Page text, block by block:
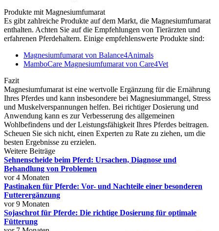
Produkte mit Magnesiumfumarat
Es gibt zahlreiche Produkte auf dem Markt, die Magnesiumfumarat
enthalten. Achten Sie auf die Empfehlungen von Tierärzten und
erfahrenen Pferdehaltern. Einige empfehlenswerte Produkte sind:
Magnesiumfumarat von Balance4Animals
MamboCare Magnesiumfumarat von Care4Vet
Fazit
Magnesiumfumarat ist eine wertvolle Ergänzung für die Ernährung
Ihres Pferdes und kann insbesondere bei Magnesiummangel, Stress
und Muskelverspannungen helfen. Bei richtiger Dosierung und
Anwendung kann es zur Verbesserung des allgemeinen
Wohlbefindens und der Leistungsfähigkeit Ihres Pferdes beitragen.
Scheuen Sie sich nicht, einen Experten zu Rate zu ziehen, um die
besten Ergebnisse zu erzielen.
Weitere Beiträge
Sehnenscheide beim Pferd: Ursachen, Diagnose und
Behandlung von Problemen
vor 4 Monaten
Pastinaken für Pferde: Vor- und Nachteile einer besonderen
Futterergänzung
vor 9 Monaten
Sojaschrot für Pferde: Die richtige Dosierung für optimale
Fütterung